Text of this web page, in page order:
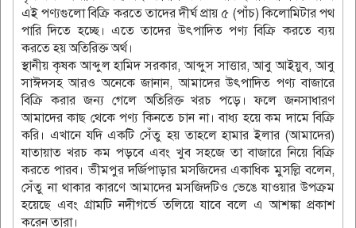
এই পণ্যগুলো বিক্রি করতে তাদের দীর্ঘ প্রায় ৫ (পাঁচ) কিলোমিটার পথ
পারি দিতে হচ্ছে। এতে তাদের উৎপাদিত পণ্য বিক্রি করতে ব্যয়
করতে হয় অতিরিক্ত অর্থ।
স্থানীয় কৃষক আব্দুল হামিদ সরকার, আব্দুস সাত্তার, আবু আইয়ুব, আবু
সাঈদসহ আরও অনেকে জানান, আমাদের উৎপাদিত পণ্য বাজারে
বিক্রি করার জন্য গেলে অতিরিক্ত খরচ পড়ে। ফলে জনসাধারণ
আমাদের কাছ থেকে পণ্য কিনতে চান না। বাধ্য হয়ে কম দামে বিক্রি
করি। এখানে যদি একটি সেঁতু হয় তাহলে হামার ইলার (আমাদের)
যাতায়াত খরচ কম পড়বে এবং খুব সহজে তা বাজারে নিয়ে বিক্রি
করতে পারব। ভীমপুর দর্জিপাড়ার মসজিদের একাধিক মুসল্লি বলেন,
সেঁতু না থাকার কারণে আমাদের মসজিদটিও ভেঙে যাওয়ার উপক্রম
হয়েছে এবং গ্রামটি নদীগর্ভে তলিয়ে যাবে বলে এ আশঙ্কা প্রকাশ
করেন তারা।